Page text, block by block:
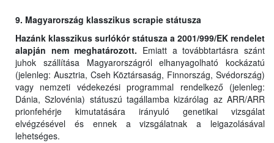
9. Magyarország klasszikus scrapie státusza
Hazánk klasszikus surlókór státusza a 2001/999/EK rendelet
alapján nem meghatározott. Emiatt a továbbtartásra szánt
juhok szállítása Magyarországról elhanyagolható kockázatú
(jelenleg: Ausztria, Cseh Köztársaság, Finnország, Svédország)
vagy nemzeti védekezési programmal rendelkező (jelenleg:
Dánia, Szlovénia) státuszú tagállamba kizárólag az ARR/ARR
prionfehérje kimutatására irányuló genetikai vizsgálat
elvégzésével és ennek a vizsgálatnak a leigazolásával
lehetséges.